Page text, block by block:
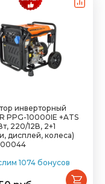
инверторный
PPG-10000IЕ +ATS
220/12В, 2+1
дисплей, колеса)
1074 бонусов